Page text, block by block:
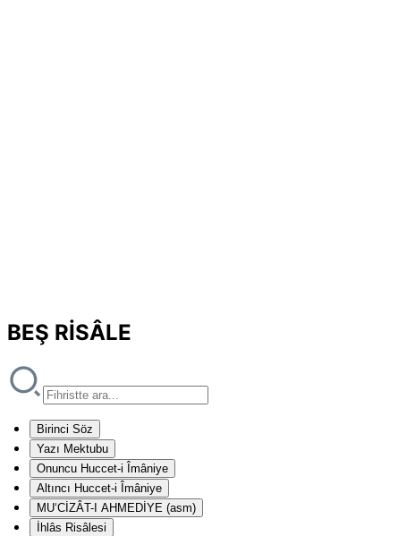
BEŞ RİSÂLE
Birinci Söz
Yazı Mektubu
Onuncu Huccet-i Îmâniye
Altıncı Huccet-i Îmâniye
MU‘CİZÂT-I AHMEDİYE (asm)
İhlâs Risâlesi